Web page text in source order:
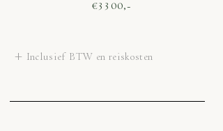
€3300,-
+ Inclusief BTW en reiskosten